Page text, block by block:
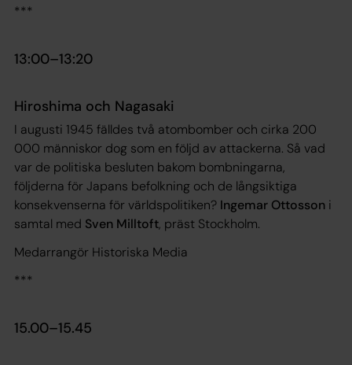
***
13:00–13:20
Hiroshima och Nagasaki
I augusti 1945 fälldes två atombomber och cirka 200
000 människor dog som en följd av attackerna. Så vad
var de politiska besluten bakom bombningarna,
följderna för Japans befolkning och de långsiktiga
konsekvenserna för världspolitiken? Ingemar Ottosson i
samtal med Sven Milltoft, präst Stockholm.
Medarrangör Historiska Media
***
15.00–15.45